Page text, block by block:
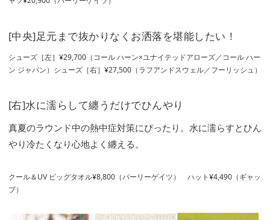
[中央]足元まで抜かりなくお洒落を堪能したい！
シューズ［左］¥29,700（コール ハーン×ユナイテッドアローズ／コール ハー
ン ジャパン）シューズ［右］¥27,500（ラフアンドスウェル／フーリッシュ）
[右]水に濡らして纏うだけでひんやり
真夏のラウンド中の熱中症対策にぴったり。水に濡らすとひん
やり冷たくなり心地よく纏える。
クール＆UV ビッグタオル¥8,800（パーリーゲイツ） ハット¥4,490（ギャッ
プ）